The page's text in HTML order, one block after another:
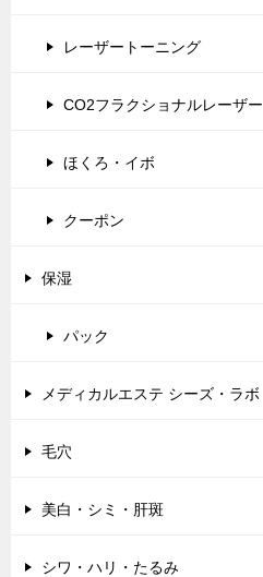
レーザートーニング
CO2フラクショナルレーザー
ほくろ・イボ
クーポン
保湿
パック
メディカルエステ シーズ・ラボ
毛穴
美白・シミ・肝斑
シワ・ハリ・たるみ